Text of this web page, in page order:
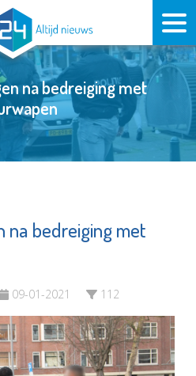
na bedreiging met
na bedreiging met
09-01-2021 112